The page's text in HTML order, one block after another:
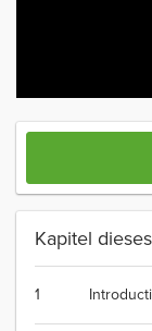
Kapitel
1